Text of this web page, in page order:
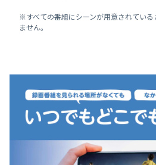
※すべての番組にシーンが用意されてい
ません。